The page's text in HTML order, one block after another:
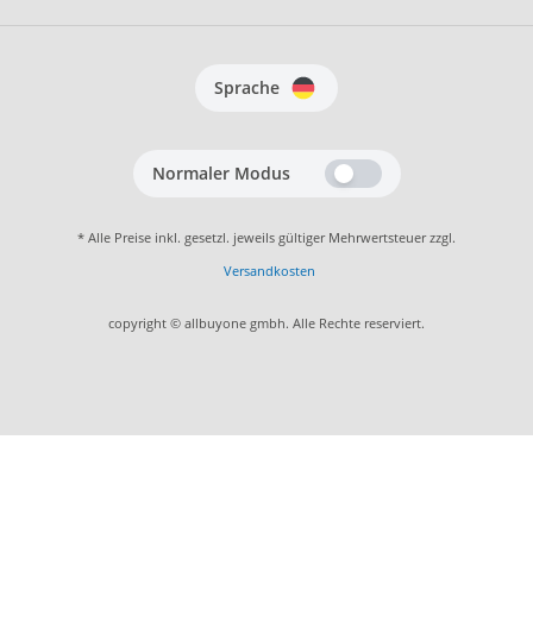
Sprache
Normaler Modus
* Alle Preise inkl. gesetzl. jeweils gültiger Mehrwertsteuer zzgl.
Versandkosten
copyright © allbuyone gmbh. Alle Rechte reserviert.